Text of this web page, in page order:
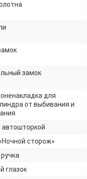
замок
для
от выбивания и
автошторкой
сторож»
глазок